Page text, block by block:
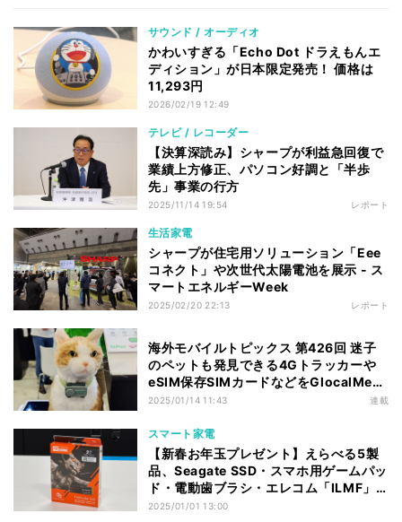
サウンド / オーディオ
かわいすぎる「Echo Dot ドラえもんエ
ディション」が日本限定発売！ 価格は
11,293円
2026/02/19 12:49
テレビ / レコーダー
【決算深読み】シャープが利益急回復で
業績上方修正、パソコン好調と「半歩
先」事業の行方
2025/11/14 19:54 レポート
生活家電
シャープが住宅用ソリューション「Eee
コネクト」や次世代太陽電池を展示 - ス
マートエネルギーWeek
2025/02/20 22:13 レポート
海外モバイルトピックス 第426回 迷子
のペットも発見できる4Gトラッカーや
eSIM保存SIMカードなどをGlocalMeが
発表
2025/01/14 11:43 連載
スマート家電
【新春お年玉プレゼント】えらべる5製
品、Seagate SSD・スマホ用ゲームパッ
ド・電動歯ブラシ・エレコム「ILMF」
雑貨など計7名様に
2025/01/01 13:00